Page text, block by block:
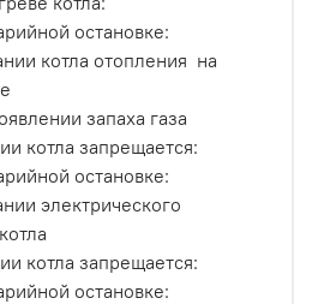
остановке:
котла отопления на
запаха газа
котла запрещается:
остановке:
электрического
котла запрещается:
остановке: